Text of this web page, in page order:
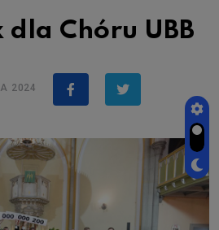
Chóru UBB
2024